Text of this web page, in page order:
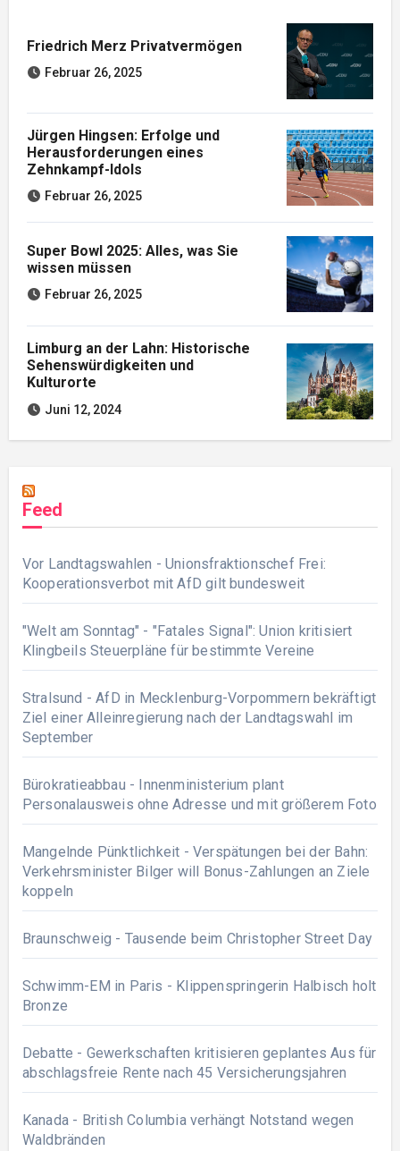
Friedrich Merz Privatvermögen
Februar 26, 2025
Jürgen Hingsen: Erfolge und
Herausforderungen eines
Zehnkampf-Idols
Februar 26, 2025
Super Bowl 2025: Alles, was Sie
wissen müssen
Februar 26, 2025
Limburg an der Lahn: Historische
Sehenswürdigkeiten und
Kulturorte
Juni 12, 2024
Feed
Vor Landtagswahlen - Unionsfraktionschef Frei:
Kooperationsverbot mit AfD gilt bundesweit
"Welt am Sonntag" - "Fatales Signal": Union kritisiert
Klingbeils Steuerpläne für bestimmte Vereine
Stralsund - AfD in Mecklenburg-Vorpommern bekräftigt
Ziel einer Alleinregierung nach der Landtagswahl im
September
Bürokratieabbau - Innenministerium plant
Personalausweis ohne Adresse und mit größerem Foto
Mangelnde Pünktlichkeit - Verspätungen bei der Bahn:
Verkehrsminister Bilger will Bonus-Zahlungen an Ziele
koppeln
Braunschweig - Tausende beim Christopher Street Day
Schwimm-EM in Paris - Klippenspringerin Halbisch holt
Bronze
Debatte - Gewerkschaften kritisieren geplantes Aus für
abschlagsfreie Rente nach 45 Versicherungsjahren
Kanada - British Columbia verhängt Notstand wegen
Waldbränden